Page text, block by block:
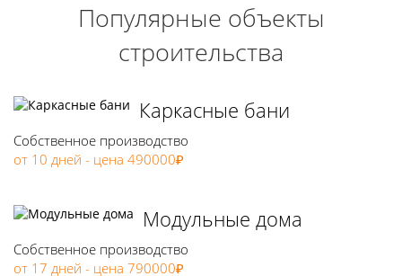
Популярные объекты
строительства
Каркасные бани
Собственное производство
от 10 дней - цена 490000₽
Модульные дома
Собственное производство
от 17 дней - цена 790000₽